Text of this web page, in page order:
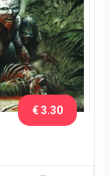
€ 3.30